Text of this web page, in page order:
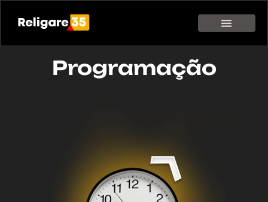
Programação